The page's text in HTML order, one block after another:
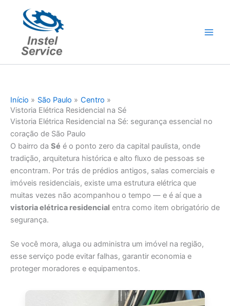
conteúdo
Início São Paulo
Centro
Vistoria Elétrica Residencial na Sé
Vistoria Elétrica Residencial na Sé: segurança essencial no
coração de São Paulo
O bairro da Sé é o ponto zero da capital paulista, onde
tradição, arquitetura histórica e alto fluxo de pessoas se
encontram. Por trás de prédios antigos, salas comerciais e
imóveis residenciais, existe uma estrutura elétrica que
muitas vezes não acompanhou o tempo — e é aí que a
vistoria elétrica residencial entra como item obrigatório de
segurança.
Se você mora, aluga ou administra um imóvel na região,
esse serviço pode evitar falhas, garantir economia e
proteger moradores e equipamentos.